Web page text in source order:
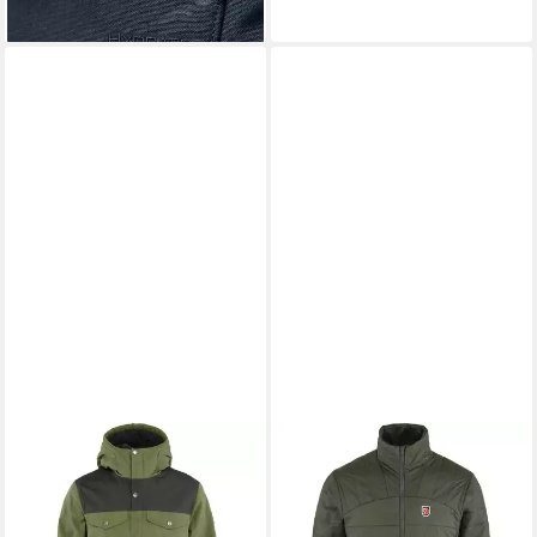
FJÄLLRÄVENWinterjacke
Winterjacke Greenland
332,45 € UVP349,95 €